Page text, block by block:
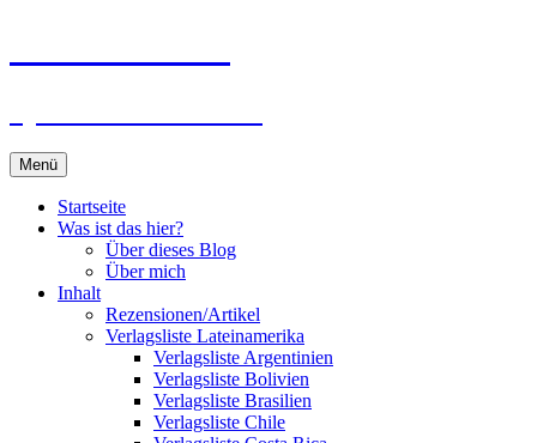
Menü
Startseite
Was ist das hier?
Über dieses Blog
Über mich
Inhalt
Rezensionen/Artikel
Verlagsliste Lateinamerika
Verlagsliste Argentinien
Verlagsliste Bolivien
Verlagsliste Brasilien
Verlagsliste Chile